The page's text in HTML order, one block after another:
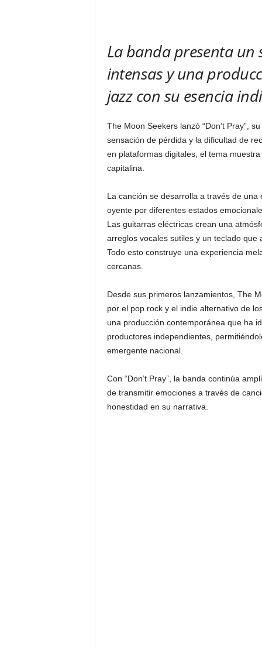
La banda presenta un
intensas y una
jazz con su esencia
The Moon Seekers lanzó “Don’t Pray”,
sensación de pérdida y la dificultad de
en plataformas digitales, el tema
capitalina.
La canción se desarrolla a través de
oyente por diferentes estados
Las guitarras eléctricas crean una
arreglos vocales sutiles y un teclado que
Todo esto construye una experiencia
cercanas.
Desde sus primeros lanzamientos, The
por el pop rock y el indie alternativo de
una producción contemporánea que ha
productores independientes,
emergente nacional.
Con “Don’t Pray”, la banda continúa
de transmitir emociones a través de
honestidad en su narrativa.